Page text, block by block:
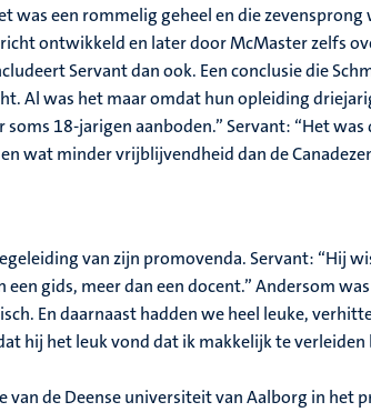
een rommelig geheel en die
ontwikkeld en later door McMaster zelfs
Servant dan ook. Een conclusie die
Al was het maar omdat hun opleiding
18-jarigen aanboden.” Servant: “Het
wat minder vrijblijvendheid dan de
van zijn promovenda. Servant: “Hij
gids, meer dan een docent.” Andersom
En daarnaast hadden we heel leuke,
hij het leuk vond dat ik makkelijk te
de Deense universiteit van Aalborg in het